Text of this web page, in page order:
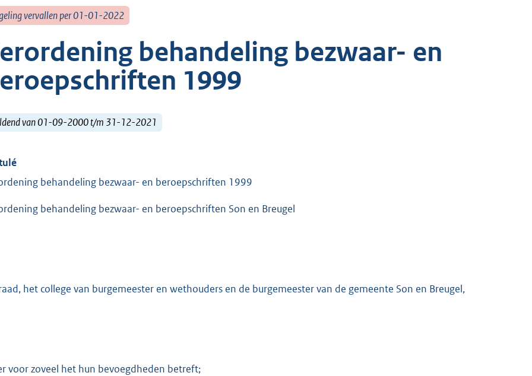
vervallen per 01-01-2022
behandeling bezwaar- en
1999
van 01-09-2000 t/m 31-12-2021
behandeling bezwaar- en beroepschriften 1999
behandeling bezwaar- en beroepschriften Son en Breugel
het college van burgemeester en wethouders en de burgemeester van de gemeente Son en Breugel,
voor zoveel het hun bevoegdheden betreft;